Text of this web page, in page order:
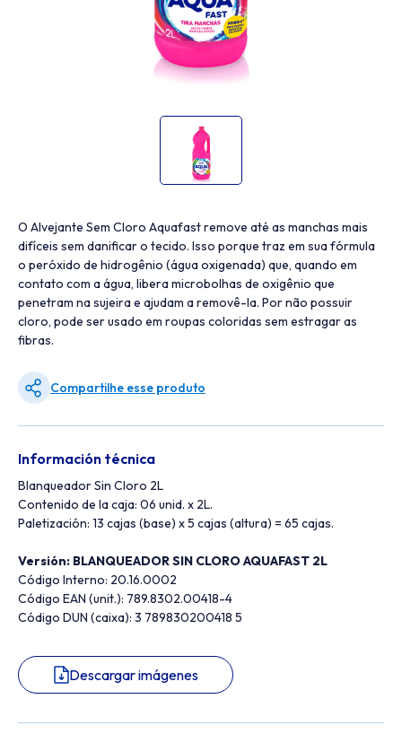
O Alvejante Sem Cloro Aquafast remove até as manchas mais
difíceis sem danificar o tecido. Isso porque traz em sua fórmula
o peróxido de hidrogênio (água oxigenada) que, quando em
contato com a água, libera microbolhas de oxigênio que
penetram na sujeira e ajudam a removê-la. Por não possuir
cloro, pode ser usado em roupas coloridas sem estragar as
fibras.
Compartilhe esse produto
Información técnica
Blanqueador Sin Cloro 2L
Contenido de la caja: 06 unid. x 2L.
Paletización: 13 cajas (base) x 5 cajas (altura) = 65 cajas.
Versión: BLANQUEADOR SIN CLORO AQUAFAST 2L
Código Interno: 20.16.0002
Código EAN (unit.): 789.8302.00418-4
Código DUN (caixa): 3 789830200418 5
Descargar imágenes